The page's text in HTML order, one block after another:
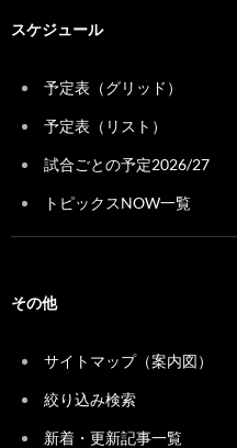
スケジュール
予定表（グリッド）
予定表（リスト）
試合ごとの予定2026/27
トピックスNOW一覧
その他
サイトマップ（案内図）
絞り込み検索
新着・更新記事一覧